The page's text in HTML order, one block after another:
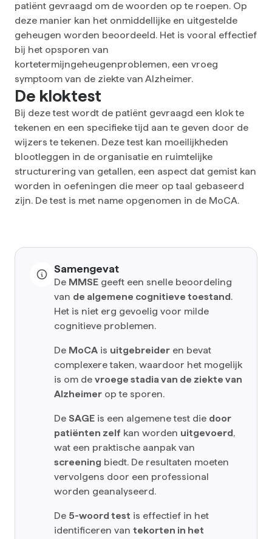
patiënt gevraagd om de woorden op te roepen. Op
deze manier kan het onmiddellijke en uitgestelde
geheugen worden beoordeeld. Het is vooral effectief
bij het opsporen van
kortetermijngeheugenproblemen, een vroeg
symptoom van de ziekte van Alzheimer.
De kloktest
Bij deze test wordt de patiënt gevraagd een klok te
tekenen en een specifieke tijd aan te geven door de
wijzers te tekenen. Deze test kan moeilijkheden
blootleggen in de organisatie en ruimtelijke
structurering van getallen, een aspect dat gemist kan
worden in oefeningen die meer op taal gebaseerd
zijn. De test is met name opgenomen in de MoCA.
Samengevat
De MMSE geeft een snelle beoordeling
van de algemene cognitieve toestand.
Het is niet erg gevoelig voor milde
cognitieve problemen.
De MoCA is uitgebreider en bevat
complexere taken, waardoor het mogelijk
is om de vroege stadia van de ziekte van
Alzheimer op te sporen.
De SAGE is een algemene test die door
patiënten zelf kan worden uitgevoerd,
wat een praktische aanpak van
screening biedt. De resultaten moeten
vervolgens door een professional
worden geanalyseerd.
De 5-woord test is effectief in het
identificeren van tekorten in het